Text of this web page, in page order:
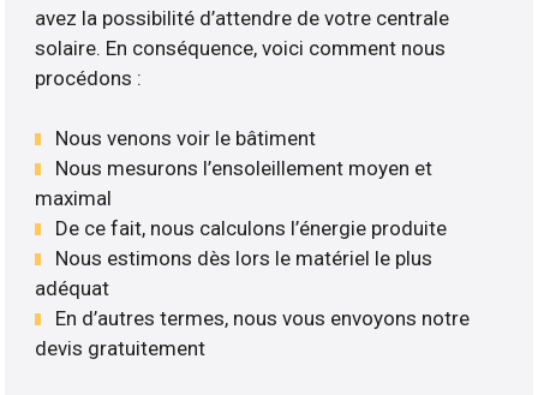
avez la possibilité d’attendre de votre centrale
solaire. En conséquence, voici comment nous
procédons :
Nous venons voir le bâtiment
Nous mesurons l’ensoleillement moyen et
maximal
De ce fait, nous calculons l’énergie produite
Nous estimons dès lors le matériel le plus
adéquat
En d’autres termes, nous vous envoyons notre
devis gratuitement